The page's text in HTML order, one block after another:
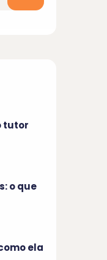
tutor
o que
ela